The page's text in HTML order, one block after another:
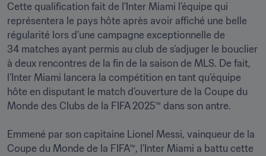
Cette qualification fait de l’Inter Miami l’équipe qui
représentera le pays hôte après avoir affiché une belle
régularité lors d’une campagne exceptionnelle de
34 matches ayant permis au club de s’adjuger le bouclier
à deux rencontres de la fin de la saison de MLS. De fait,
l’Inter Miami lancera la compétition en tant qu’équipe
hôte en disputant le match d’ouverture de la Coupe du
Monde des Clubs de la FIFA 2025™ dans son antre.
Emmené par son capitaine Lionel Messi, vainqueur de la
Coupe du Monde de la FIFA™, l’Inter Miami a battu cette